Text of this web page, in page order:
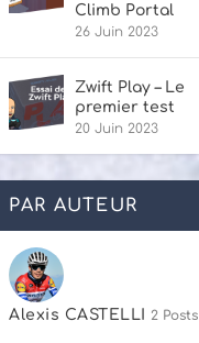
Climb Portal
26 Juin 2023
Zwift Play – Le
premier test
20 Juin 2023
PAR AUTEUR
Alexis CASTELLI 2 Posts